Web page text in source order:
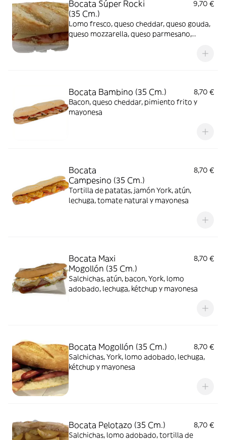
Bocata Súper Rocki
(35 Cm.)
9,70 €
Lomo fresco, queso cheddar, queso gouda,
queso mozzarella, queso parmesano,
Bocata Bambino (35 Cm.)
8,70 €
Bacon, queso cheddar, pimiento frito y
mayonesa
Bocata
Campesino (35 Cm.)
8,70 €
Tortilla de patatas, jamón York, atún,
lechuga, tomate natural y mayonesa
Bocata Maxi
Mogollón (35 Cm.)
8,70 €
Salchichas, atún, bacon, York, lomo
adobado, lechuga, kétchup y mayonesa
Bocata Mogollón (35 Cm.)
8,70 €
Salchichas, York, lomo adobado, lechuga,
kétchup y mayonesa
Bocata Pelotazo (35 Cm.)
8,70 €
Salchichas, lomo adobado, tortilla de